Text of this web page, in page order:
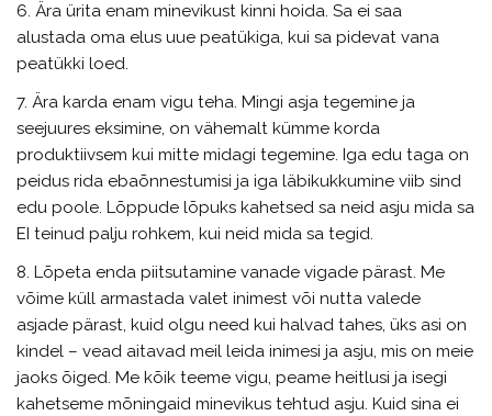
6. Ära ürita enam minevikust kinni hoida. Sa ei saa
alustada oma elus uue peatükiga, kui sa pidevat vana
peatükki loed.
7. Ära karda enam vigu teha. Mingi asja tegemine ja
seejuures eksimine, on vähemalt kümme korda
produktiivsem kui mitte midagi tegemine. Iga edu taga on
peidus rida ebaõnnestumisi ja iga läbikukkumine viib sind
edu poole. Lõppude lõpuks kahetsed sa neid asju mida sa
EI teinud palju rohkem, kui neid mida sa tegid.
8. Lõpeta enda piitsutamine vanade vigade pärast. Me
võime küll armastada valet inimest või nutta valede
asjade pärast, kuid olgu need kui halvad tahes, üks asi on
kindel – vead aitavad meil leida inimesi ja asju, mis on meie
jaoks õiged. Me kõik teeme vigu, peame heitlusi ja isegi
kahetseme mõningaid minevikus tehtud asju. Kuid sina ei